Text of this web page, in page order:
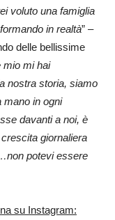
voluto una famiglia
in realtà” –
delle bellissime
mio mi hai
nostra storia, siamo
mano in ogni
davanti a noi, è
giornaliera
potevi essere
su Instagram: